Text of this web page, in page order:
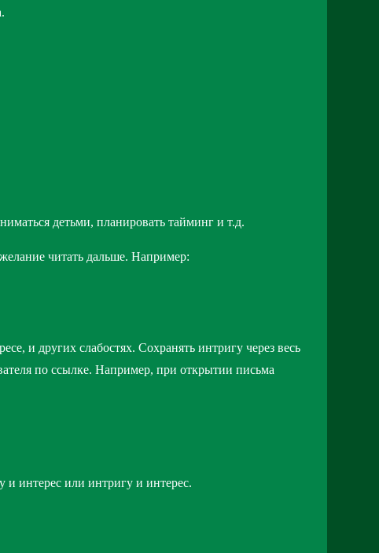
детьми, планировать тайминг и т.д.
читать дальше. Например:
и других слабостях. Сохранять интригу через весь
по ссылке. Например, при открытии письма
интерес или интригу и интерес.